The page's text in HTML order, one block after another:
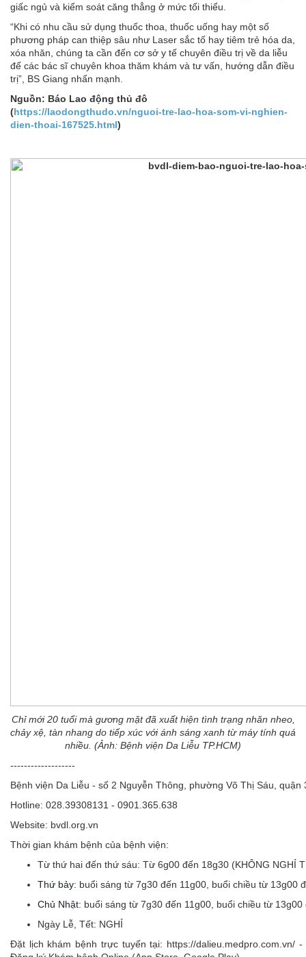
giấc ngủ và kiểm soát căng thẳng ở mức tối thiểu.
“Khi có nhu cầu sử dụng thuốc thoa, thuốc uống hay một số
phương pháp can thiệp sâu như Laser sắc tố hay tiêm trẻ hóa da,
xóa nhăn, chúng ta cần đến cơ sở y tế chuyên điều trị về da liễu
để các bác sĩ chuyên khoa thăm khám và tư vấn, hướng dẫn điều
trị”, BS Giang nhấn mạnh.
Nguồn: Báo Lao động thủ đô
(https://laodongthudo.vn/nguoi-tre-lao-hoa-som-vi-nghien-
dien-thoai-167525.html)
Chỉ mới 20 tuổi mà gương mặt đã xuất hiện tình trạng nhăn nheo,
chảy xệ, tàn nhang do tiếp xúc với ánh sáng xanh từ máy tính quá
nhiều. (Ảnh: Bệnh viện Da Liễu TP.HCM)
-------------------
Bệnh viện Da Liễu - số 2 Nguyễn Thông, phường Võ Thị Sáu, quận
Hotline: 028.39308131 - 0901.365.638
Website: bvdl.org.vn
Thời gian khám bệnh của bệnh viện:
Từ thứ hai đến thứ sáu: Từ 6g00 đến 18g30 (KHÔNG NGHỈ
Thứ bảy: buổi sáng từ 7g30 đến 11g00, buổi chiều từ 13g00
Chủ Nhật: buổi sáng từ 7g30 đến 11g00, buổi chiều từ 13g00
Ngày Lễ, Tết: NGHỈ
Đặt lịch khám bệnh trực tuyến tại: https://dalieu.medpro.com.vn/